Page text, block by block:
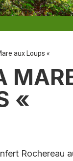
aux Loups «
«
Rochereau